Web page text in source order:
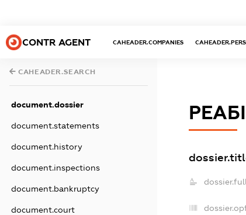
CONTR AGENT CAHEADER.COMPANIES
CAHEADER.SEARCH
document.dossier
document.statements
document.history
document.inspections
document.bankruptcy
document.court